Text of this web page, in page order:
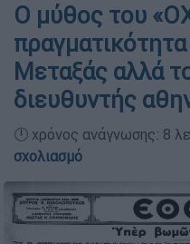
O μύθος του
Μεταξάς αλλά
διευθυντής
🕛 χρόνος ανάγνωσης:
σχολιασμό